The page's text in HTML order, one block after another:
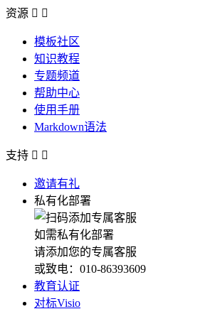
资源  
模板社区
知识教程
专题频道
帮助中心
使用手册
Markdown语法
支持  
邀请有礼
私有化部署
如需私有化部署
请添加您的专属客服
或致电：010-86393609
教育认证
对标Visio